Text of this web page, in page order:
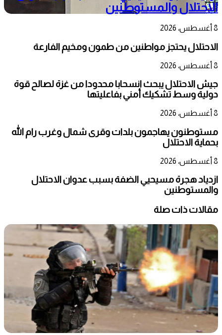
الاحتلال والمستوطنين
8 أغسطس، 2026
الاحتلال يحتجز مواطنين من طمون ومخيم الفارعة
8 أغسطس، 2026
جيش الاحتلال يبحث انسحابا محدودا من غزة لصالح قوة
دولية وسط تشكيك أمني بفاعليتها
8 أغسطس، 2026
مستوطنون يهاجمون بلدات وقرى شمال وغرب رام الله
بحماية الاحتلال
8 أغسطس، 2026
ازدياد هجرة مسيحيي الضفة بسبب عدوان الاحتلال
والمستوطنين
مقالات ذات صلة